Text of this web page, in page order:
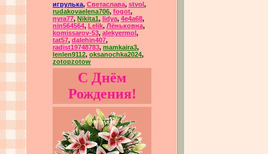
игрулька, Светаслава, stvol ,
rudakovaelena706, fogot,
nyra77, Nikita1, lidya, 4e4a68,
nin564564, Lelik, Лёньковна,
komissarov-53, alekyermol ,
tat57, dalehin407,
radist19748783, mamkaira3,
lenlen9112, oksanochka2024,
zotopzotow
С Днём
Рождения!